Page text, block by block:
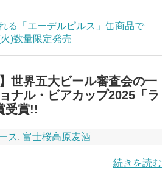
る「エーデルピルス」缶商品で
)数量限定発売
世界五大ビール審査会の一
ナル・ビアカップ2025「ラ
受賞!!
ス,富士桜高原麦酒
続きを読む